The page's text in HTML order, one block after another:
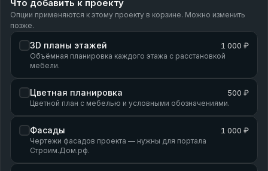
Что добавить к проекту
Опции применяются к этому проекту в корзине. Можно изменить
позже.
3D планы этажей 1 000 ₽
Объёмная планировка каждого этажа с расстановкой
мебели.
Цветная планировка 500 ₽
Цветной план с мебелью и условными обозначениями.
Фасады 1 000 ₽
Чертежи фасадов проекта — нужны для портала
Строим.Дом.рф.